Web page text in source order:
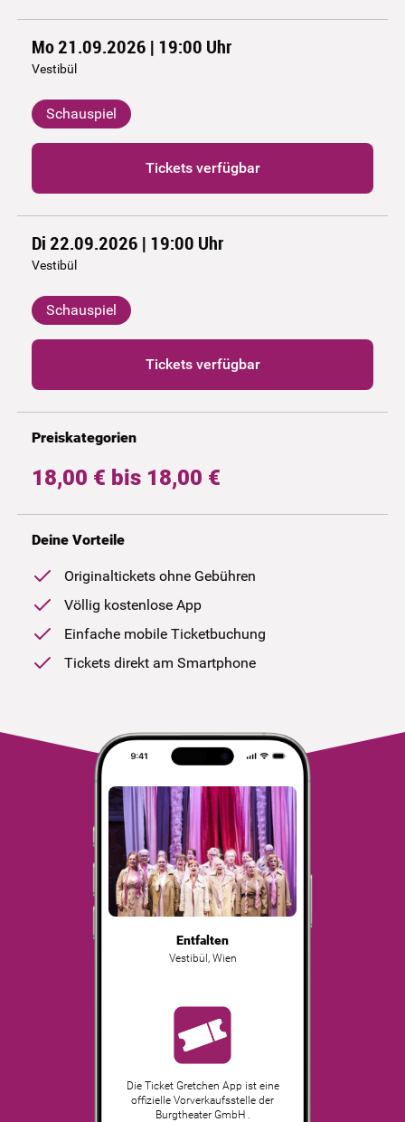
Mo 21.09.2026 | 19:00 Uhr
Vestibül
Schauspiel
Tickets verfügbar
Di 22.09.2026 | 19:00 Uhr
Vestibül
Schauspiel
Tickets verfügbar
Preiskategorien
18,00 € bis 18,00 €
Deine Vorteile
Originaltickets ohne Gebühren
Völlig kostenlose App
Einfache mobile Ticketbuchung
Tickets direkt am Smartphone
Entfalten
Vestibül , Wien
Die Ticket Gretchen App ist eine
offizielle Vorverkaufsstelle der
Burgtheater GmbH .